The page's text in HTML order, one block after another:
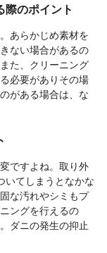
際のポイント
あらかじめ素材を
ない場合があるの
た、クリーニング
必要がありその場
がある場合は、な
ですよね。取り外
いてしまうとなかな
な汚れやシミもプ
ングを行えるの
ダニの発生の抑止